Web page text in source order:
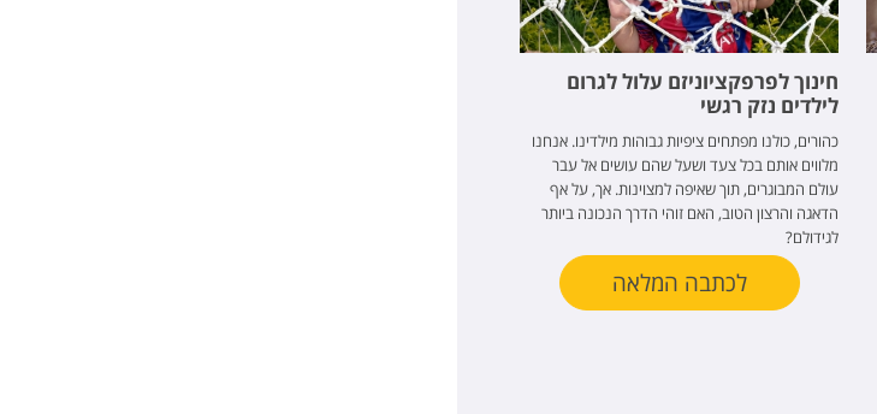
חינוך לפרפקציוניזם עלול לגרום
לילדים נזק רגשי
כהורים, כולנו מפתחים ציפיות גבוהות מילדינו. אנחנו
מלווים אותם בכל צעד ושעל שהם עושים אל עבר
עולם המבוגרים, תוך שאיפה למצוינות. אך, על אף
הדאגה והרצון הטוב, האם זוהי הדרך הנכונה ביותר
לגידולם?
לכתבה המלאה